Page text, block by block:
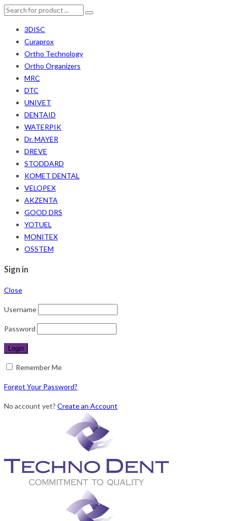
3DISC
Curaprox
Ortho Technology
Ortho Organizers
MRC
DTC
UNIVET
DENTAID
WATERPIK
Dr. MAYER
DREVE
STODDARD
KOMET DENTAL
VELOPEX
AKZENTA
GOOD DRS
YOTUEL
MONITEX
OSSTEM
Sign in
Close
Username
Password
Remember Me
Forgot Your Password?
No account yet? Create an Account